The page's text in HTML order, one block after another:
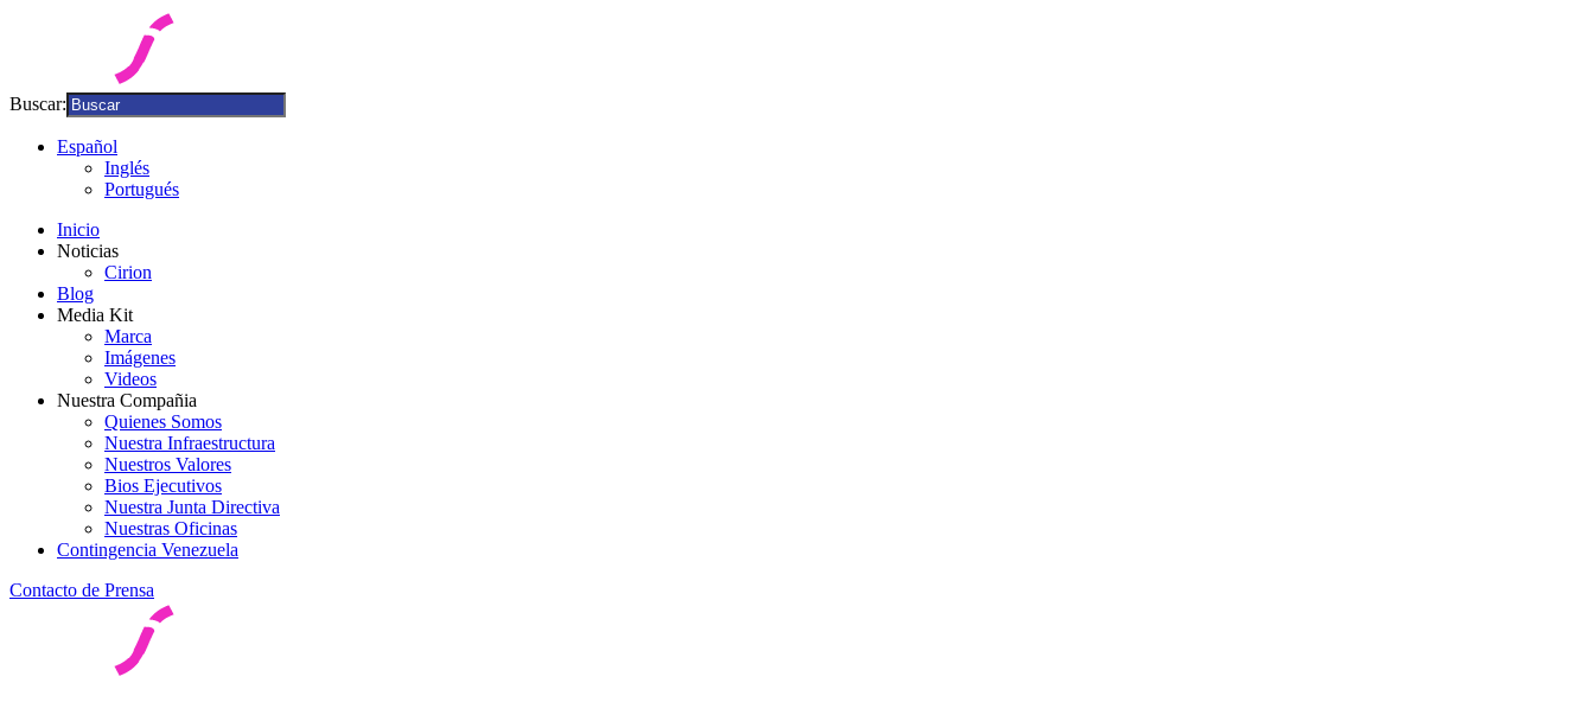
Buscar:
Español
Inglés
Portugués
Inicio
Noticias
Cirion
Blog
Media Kit
Marca
Imágenes
Videos
Nuestra Compañia
Quienes Somos
Nuestra Infraestructura
Nuestros Valores
Bios Ejecutivos
Nuestra Junta Directiva
Nuestras Oficinas
Contingencia Venezuela
Contacto de Prensa